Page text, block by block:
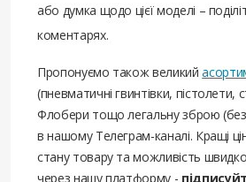
або думка щодо цієї моделі –
коментарях.
Пропонуємо також великий
(пневматичні гвинтівки,
Флобери тощо легальну зброю
в нашому Телеграм-каналі. Кращі
стану товару та можливість
через нашу платформу -